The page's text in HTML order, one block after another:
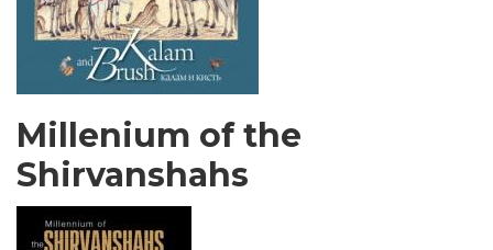
Millenium of the
Shirvanshahs